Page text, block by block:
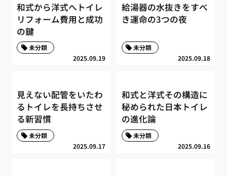
和式から洋式へトイレ
リフォーム費用と成功
の鍵
2025.09.19
未分類
給湯器の水抜きをすべ
き運命の3つの夜
2025.09.18
未分類
見えない配管をいたわ
るトイレを長持ちさせ
る新習慣
2025.09.17
未分類
和式と洋式その構造に
秘められた日本トイレ
の進化論
2025.09.16
未分類